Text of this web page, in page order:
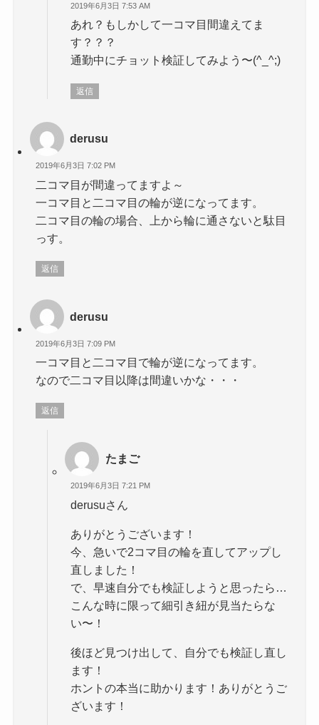
2019年6月3日 7:53 AM
あれ？もしかして一コマ目間違えてま
す？？？
通勤中にチョット検証してみよう〜(^_^;)
返信
derusu
2019年6月3日 7:02 PM
二コマ目が間違ってますよ～
一コマ目と二コマ目の輪が逆になってます。
二コマ目の輪の場合、上から輪に通さないと駄目
っす。
返信
derusu
2019年6月3日 7:09 PM
一コマ目と二コマ目で輪が逆になってます。
なので二コマ目以降は間違いかな・・・
返信
たまご
2019年6月3日 7:21 PM
derusuさん
ありがとうございます！
今、急いで2コマ目の輪を直してアップし
直しました！
で、早速自分でも検証しようと思ったら…
こんな時に限って細引き紐が見当たらな
い〜！
後ほど見つけ出して、自分でも検証し直し
ます！
ホントの本当に助かります！ありがとうご
ざいます！